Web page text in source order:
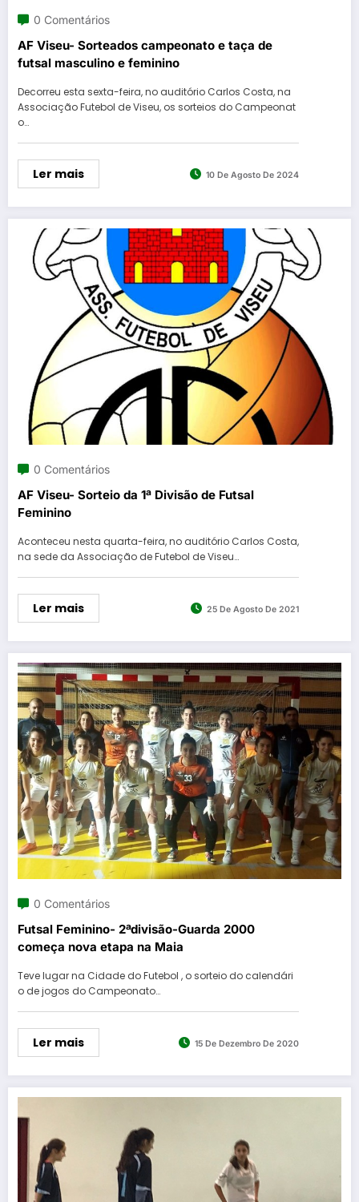
0 Comentários
AF Viseu- Sorteados campeonato e taça de
futsal masculino e feminino
Decorreu esta sexta-feira, no auditório Carlos Costa, na
Associação Futebol de Viseu, os sorteios do Campeonat
o…
Ler mais 10 De Agosto De 2024
0 Comentários
AF Viseu- Sorteio da 1ª Divisão de Futsal
Feminino
Aconteceu nesta quarta-feira, no auditório Carlos Costa,
na sede da Associação de Futebol de Viseu…
Ler mais 25 De Agosto De 2021
0 Comentários
Futsal Feminino- 2ªdivisão-Guarda 2000
começa nova etapa na Maia
Teve lugar na Cidade do Futebol , o sorteio do calendári
o de jogos do Campeonato…
Ler mais 15 De Dezembro De 2020